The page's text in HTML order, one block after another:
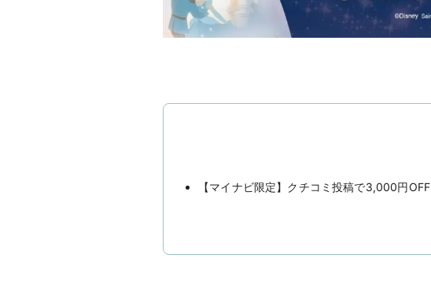
【マイナビ限定】クチコミ投稿で3,000円OFF